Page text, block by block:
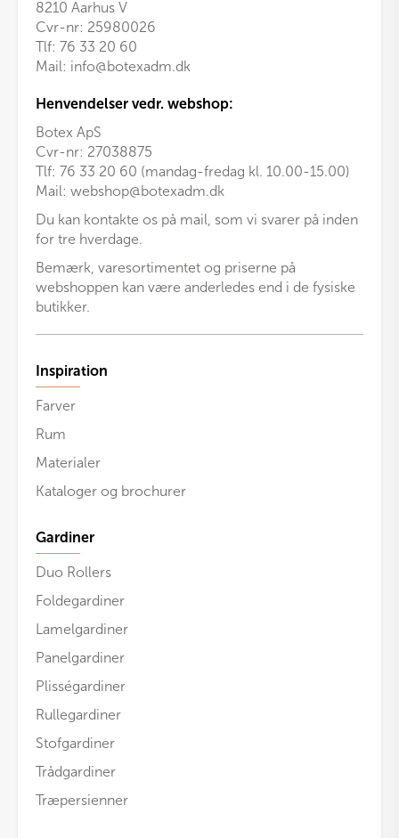
8210 Aarhus V
Cvr-nr: 25980026
Tlf: 76 33 20 60
Mail: info@botexadm.dk
Henvendelser vedr. webshop:
Botex ApS
Cvr-nr: 27038875
Tlf: 76 33 20 60 (mandag-fredag kl. 10.00-15.00)
Mail: webshop@botexadm.dk
Du kan kontakte os på mail, som vi svarer på inden
for tre hverdage.
Bemærk, varesortimentet og priserne på
webshoppen kan være anderledes end i de fysiske
butikker.
Inspiration
Farver
Rum
Materialer
Kataloger og brochurer
Gardiner
Duo Rollers
Foldegardiner
Lamelgardiner
Panelgardiner
Plisségardiner
Rullegardiner
Stofgardiner
Trådgardiner
Træpersienner